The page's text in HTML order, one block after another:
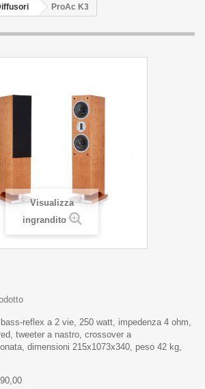
ProAc K3
Visualizza
ingrandito
reflex a 2 vie, 250 watt, impedenza 4 ohm,
tweeter a nastro, crossover a
dimensioni 215x1073x340, peso 42 kg,